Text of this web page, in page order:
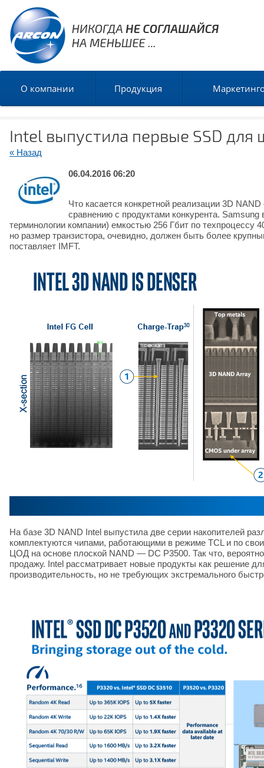
О компании Продукция
Intel выпустила первые SSD для
« Назад
06.04.2016 06:20
Что касается конкретной реализации 3D
сравнению с продуктами конкурента.
терминологии компании) емкостью 256 Гбит по
но размер транзистора, очевидно, должен быть более
поставляет IMFT.
На базе 3D NAND Intel выпустила две серии накопителей
комплектуются чипами, работающими в режиме TCL и по
ЦОД на основе плоской NAND — DC P3500. Так что,
продажу. Intel рассматривает новые продукты как решение
производительность, но не требующих экстремального